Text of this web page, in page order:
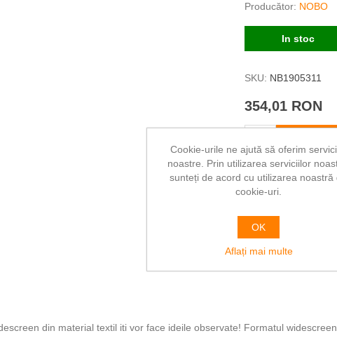
Producător: NOBO
In stoc
SKU: NB1905311
354,01 RON
Vă rugăm să
Adaugă la
Trimite Email
din material textil iti vor face ideile observate! Formatul
Cookie-urile ne ajută să oferim
noastre. Prin utilizarea serviciilor
sunteți de acord cu utilizarea noastră
cookie-uri.
OK
Aflați mai multe